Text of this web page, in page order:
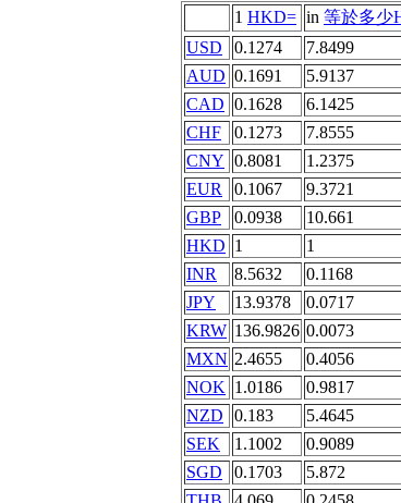
1 HKD= in 等於多少
USD
0.1274
7.8499
AUD 0.1691
5.9137
CAD 0.1628
6.1425
CHF
0.1273
7.8555
CNY 0.8081
1.2375
EUR
0.1067
9.3721
GBP
0.0938
10.661
HKD 1
1
INR
8.5632
0.1168
JPY
13.9378
0.0717
KRW 136.9826 0.0073
MXN 2.4655
0.4056
NOK 1.0186
0.9817
NZD
0.183
5.4645
SEK
1.1002
0.9089
SGD
0.1703
5.872